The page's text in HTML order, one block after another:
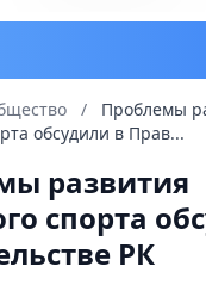
/
Проблемы
обсудили в Прав...
развития
спорта
РК